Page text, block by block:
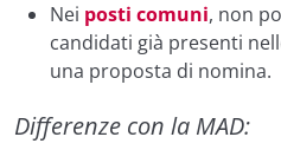
Nei posti comuni, non
candidati già presenti
una proposta di nomina.
Differenze con la MAD: